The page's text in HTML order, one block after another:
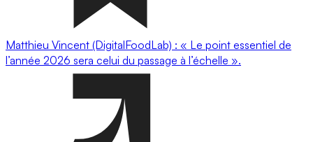
Matthieu Vincent (DigitalFoodLab) : « Le point essentiel de
l’année 2026 sera celui du passage à l’échelle ».